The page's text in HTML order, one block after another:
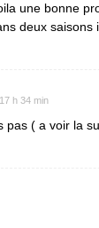
une bonne
deux
h 34 min
pas ( a voir la